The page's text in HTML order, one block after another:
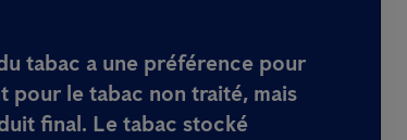
tabac a une préférence pour
pour le tabac non traité, mais
final. Le tabac stocké